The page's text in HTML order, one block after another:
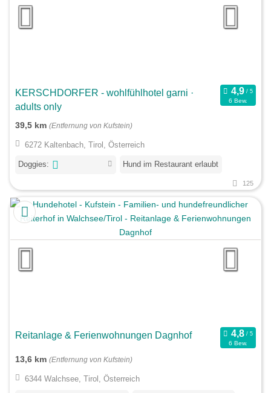
KERSCHDORFER - wohlfühlhotel garni ·
adults only
6 Bew.
39,5 km (Entfernung von Kufstein)
6272 Kaltenbach, Tirol, Österreich
Doggies: Hund im Restaurant erlaubt
125
Reitanlage & Ferienwohnungen Dagnhof
6 Bew.
13,6 km (Entfernung von Kufstein)
6344 Walchsee, Tirol, Österreich